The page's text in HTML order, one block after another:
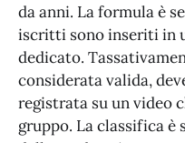
da anni. La formula è
iscritti sono inseriti in
dedicato.
considerata valida,
registrata su un video
gruppo. La classifica è